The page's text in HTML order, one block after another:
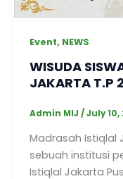
Event, NEWS
WISUDA
JAKARTA T.P
Admin MIJ /July 10,
Madrasah Istiqlal
sebuah institusi
Istiqlal Jakarta